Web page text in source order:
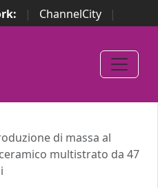
| ChannelCity
|
| Italian Channel
Italian Security
di massa al
multistrato da 47